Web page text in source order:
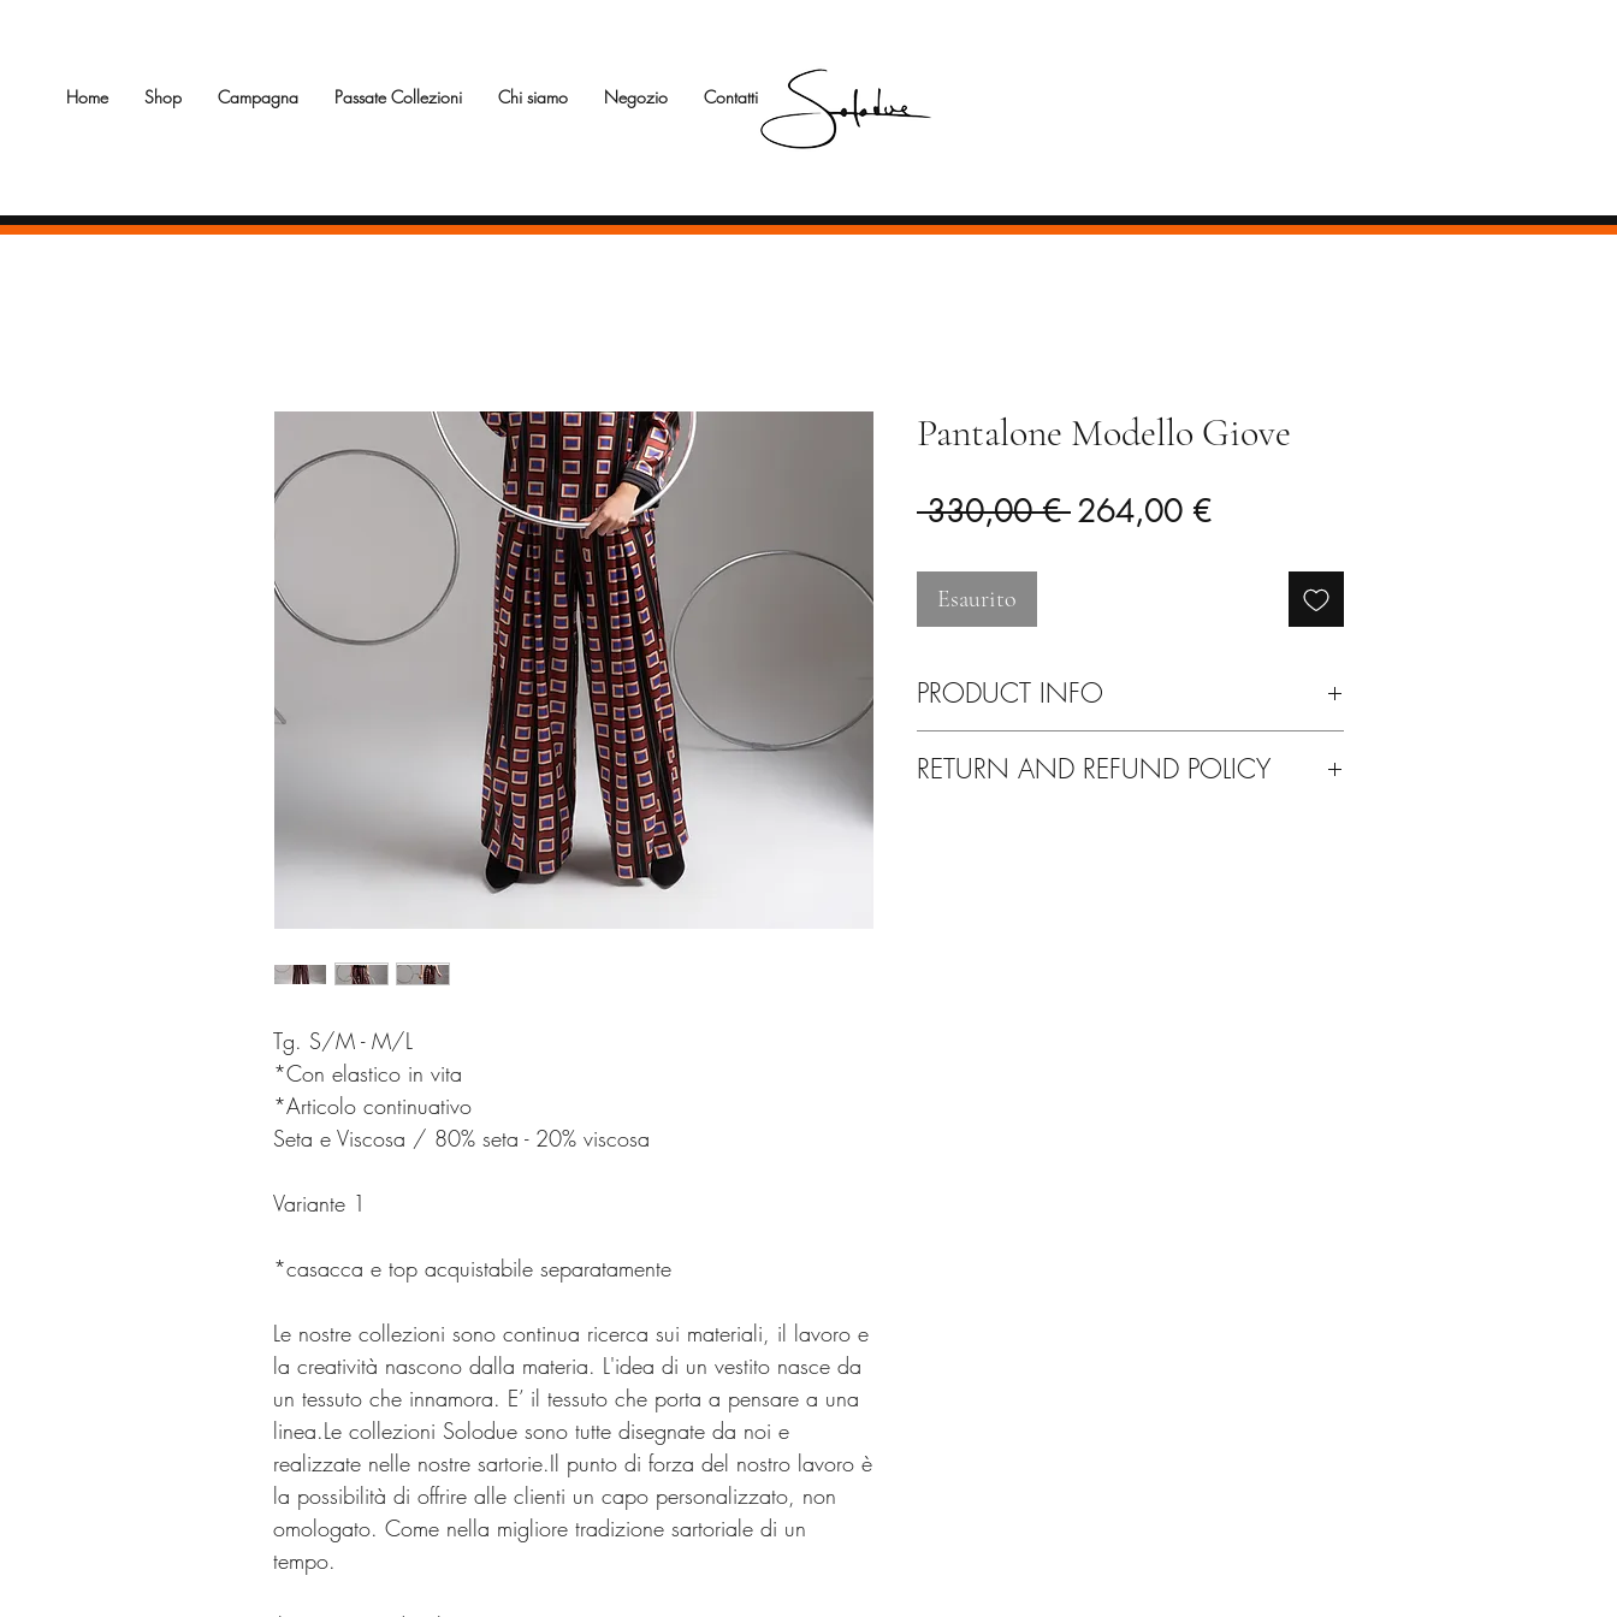
Home Shop Campagna Passate Collezioni Chi siamo Negozio Contatti
Tg. S/M - M/L
*Con elastico in vita
*Articolo continuativo
Seta e Viscosa / 80% seta - 20% viscosa
Variante 1
*casacca e top acquistabile separatamente
Le nostre collezioni sono continua ricerca sui materiali, il lavoro e
la creatività nascono dalla materia. L'idea di un vestito nasce da
un tessuto che innamora. E’ il tessuto che porta a pensare a una
linea.Le collezioni Solodue sono tutte disegnate da noi e
realizzate nelle nostre sartorie.Il punto di forza del nostro lavoro è
la possibilità di offrire alle clienti un capo personalizzato, non
omologato. Come nella migliore tradizione sartoriale di un
tempo.
Pantalone Modello Giove
330,00 € Prezzo
264,00 €Prezzo
Esaurito
PRODUCT INFO
RETURN AND REFUND POLICY